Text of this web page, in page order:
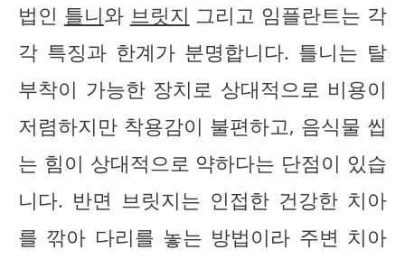
법인 틀니와 브릿지 그리고 임플란트는 각
각 특징과 한계가 분명합니다. 틀니는 탈
부착이 가능한 장치로 상대적으로 비용이
저렴하지만 착용감이 불편하고, 음식물 씹
는 힘이 상대적으로 약하다는 단점이 있습
니다. 반면 브릿지는 인접한 건강한 치아
를 깎아 다리를 놓는 방법이라 주변 치아